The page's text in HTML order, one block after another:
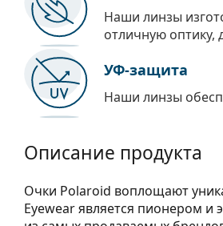
Наши линзы
отличную оптику,
УФ-защита
Наши линзы
Описание продукта
Очки Polaroid воплощают
Eyewear является пионером и